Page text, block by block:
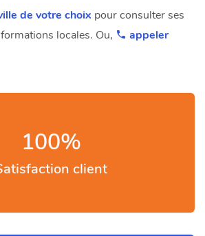
de votre choix pour consulter ses
locales. Ou,
appeler
100%
client